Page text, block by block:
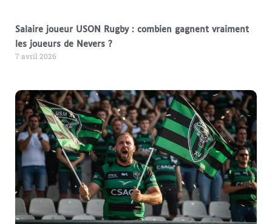
Salaire joueur USON Rugby : combien gagnent vraiment
les joueurs de Nevers ?
7 avril 2026